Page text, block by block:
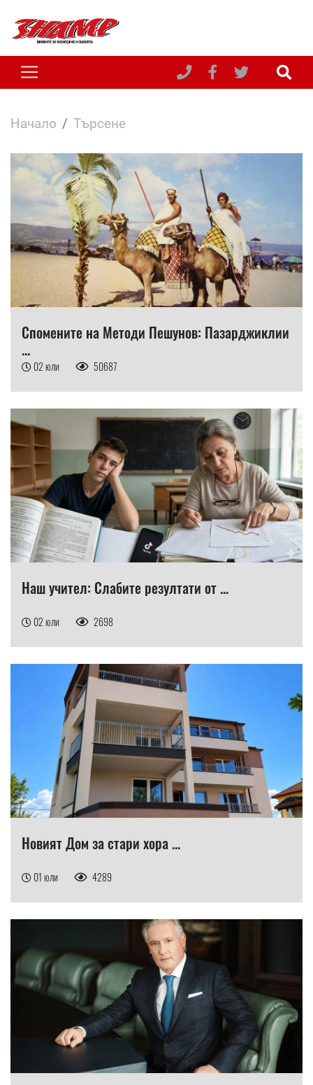
Начало Търсене
Спомените на Методи Пешунов: Пазарджиклии
...
02 юли 50687
Наш учител: Слабите резултати от ...
02 юли 2698
Новият Дом за стари хора ...
01 юли 4289